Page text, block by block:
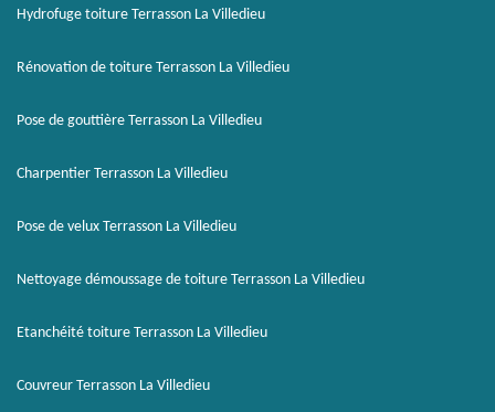
Hydrofuge toiture Terrasson La Villedieu
Rénovation de toiture Terrasson La Villedieu
Pose de gouttière Terrasson La Villedieu
Charpentier Terrasson La Villedieu
Pose de velux Terrasson La Villedieu
Nettoyage démoussage de toiture Terrasson La Villedieu
Etanchéité toiture Terrasson La Villedieu
Couvreur Terrasson La Villedieu